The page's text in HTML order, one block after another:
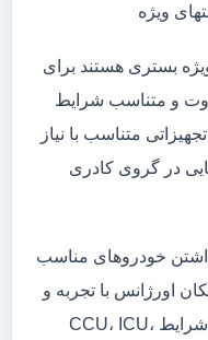
ویژه
بستری هستند برای
و متناسب شرایط
متناسب با نیاز
در گروی کادری
داشتن خودروهای مناسب
اورژانس با تجربه و
دانش روز، امکان انتقال بیماران در شرایط CCU، ICU،